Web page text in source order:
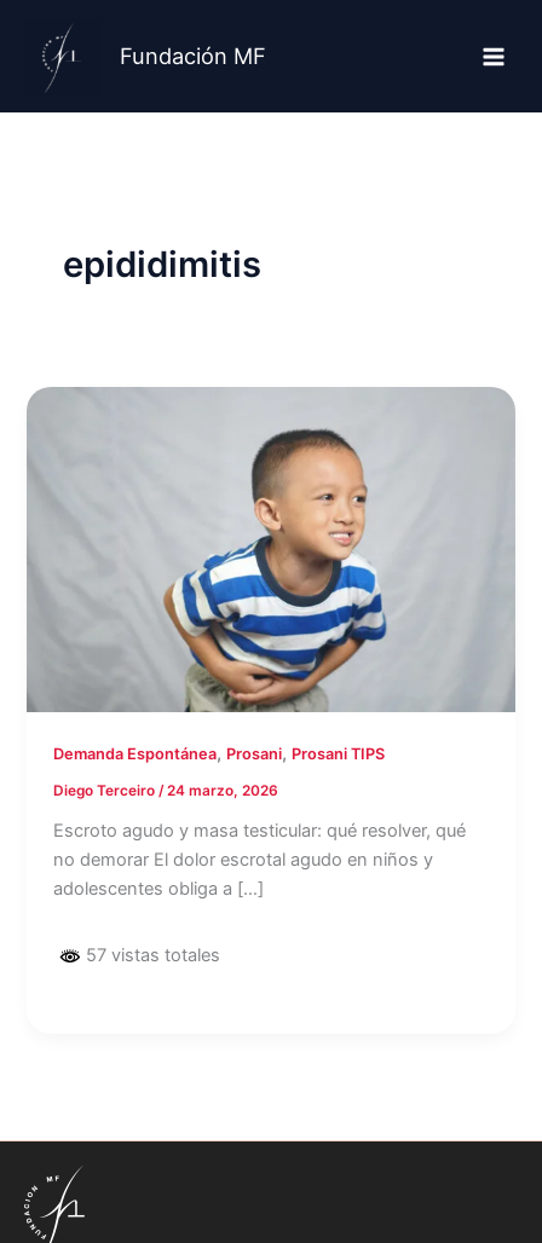
contenido
Fundación MF
epididimitis
Demanda Espontánea, Prosani, Prosani TIPS
Diego Terceiro/24 marzo, 2026
Escroto agudo y masa testicular: qué resolver, qué
no demorar El dolor escrotal agudo en niños y
adolescentes obliga a […]
57 vistas totales